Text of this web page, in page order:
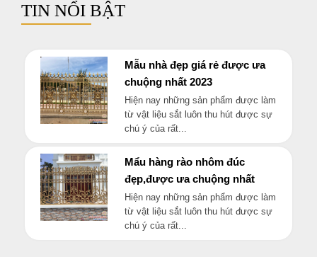
TIN NỔI BẬT
Mẫu nhà đẹp giá rẻ được ưa
chuộng nhất 2023
Hiện nay những sản phẩm được làm
từ vật liệu sắt luôn thu hút được sự
chú ý của rất...
Mẩu hàng rào nhôm đúc
đẹp,được ưa chuộng nhất
Hiện nay những sản phẩm được làm
từ vật liệu sắt luôn thu hút được sự
chú ý của rất...